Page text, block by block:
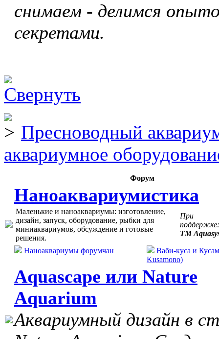
снимаем - делимся
секретами.
Пресноводный
аквариумное
Форум
Наноаквариумистика
Маленькие и наноаквариумы: изготовление,
дизайн, запуск, оборудование, рыбки для
миниаквариумов, обсуждение и готовые
решения.
При
поддержке:
ТМ
Наноаквариумы форумчан
Ваби-куса и
Kusamono)
Aquascape или Nature
Aquarium
Аквариумный дизайн в